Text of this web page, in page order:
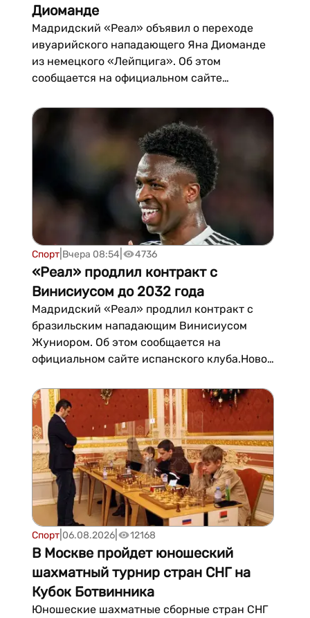
Диоманде
Мадридский «Реал» объявил о переходе
ивуарийского нападающего Яна Диоманде
из немецкого «Лейпцига». Об этом
сообщается на официальном сайте
опубликованному заявлению, «Реал
Мадрид» и «РБ Лейпц...
Спорт| Вчера 08:54 4736
«Реал» продлил контракт с
Винисиусом до 2032 года
Мадридский «Реал» продлил контракт с
бразильским нападающим Винисиусом
Жуниором. Об этом сообщается на
официальном сайте испанского клуба.Новое
рассчитано до 2032 года.Ранее СМИ
сообщали, что Винисиус требовал от
«Реала» бонус в размере 80 млн евро за
продление к...
Спорт| 06.08.2026| 12168
В Москве пройдет юношеский
шахматный турнир стран СНГ на
Кубок Ботвинника
Юношеские шахматные сборные стран СНГ